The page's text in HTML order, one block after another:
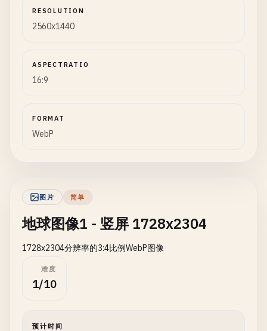
RESOLUTION
2560x1440
ASPECTRATIO
16:9
FORMAT
WebP
图片 简单
地球图像1 - 竖屏 1728x2304
1728x2304分辨率的3:4比例WebP图像
难度
1/10
预计时间